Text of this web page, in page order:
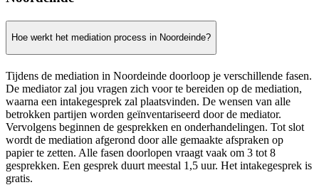
Hoe werkt het mediation process in Noordeinde?
Tijdens de mediation in Noordeinde doorloop je verschillende fasen.
De mediator zal jou vragen zich voor te bereiden op de mediation,
waarna een intakegesprek zal plaatsvinden. De wensen van alle
betrokken partijen worden geïnventariseerd door de mediator.
Vervolgens beginnen de gesprekken en onderhandelingen. Tot slot
wordt de mediation afgerond door alle gemaakte afspraken op
papier te zetten. Alle fasen doorlopen vraagt vaak om 3 tot 8
gesprekken. Een gesprek duurt meestal 1,5 uur. Het intakegesprek is
gratis.